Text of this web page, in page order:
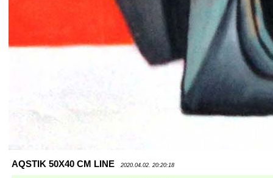
AQSTIK 50X40 CM LINE 2020.04.02. 20:20:18